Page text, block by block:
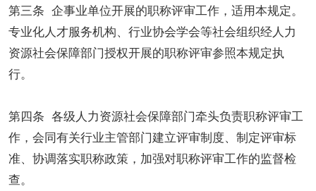
第三条 企事业单位开展的职称评审工作，适用本规定。
专业化人才服务机构、行业协会学会等社会组织经人力
资源社会保障部门授权开展的职称评审参照本规定执
行。
第四条 各级人力资源社会保障部门牵头负责职称评审工
作，会同有关行业主管部门建立评审制度、制定评审标
准、协调落实职称政策，加强对职称评审工作的监督检
查。